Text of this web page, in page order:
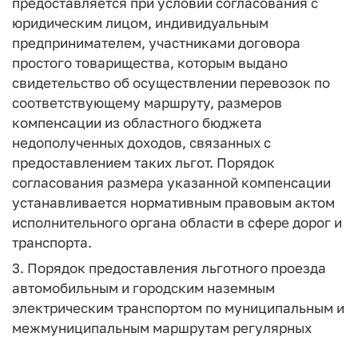
юридическим лицом, индивидуальным
предпринимателем, участниками договора
простого товарищества, которым выдано
свидетельство об осуществлении перевозок по
соответствующему маршруту, размеров
компенсации из областного бюджета
недополученных доходов, связанных с
предоставлением таких льгот. Порядок
согласования размера указанной компенсации
устанавливается нормативным правовым актом
исполнительного органа области в сфере дорог и
транспорта.
3. Порядок предоставления льготного проезда
автомобильным и городским наземным
электрическим транспортом по муниципальным и
межмуниципальным маршрутам регулярных